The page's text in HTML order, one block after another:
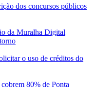
dos concursos públicos
da Muralha Digital
o uso de créditos do
80% de Ponta